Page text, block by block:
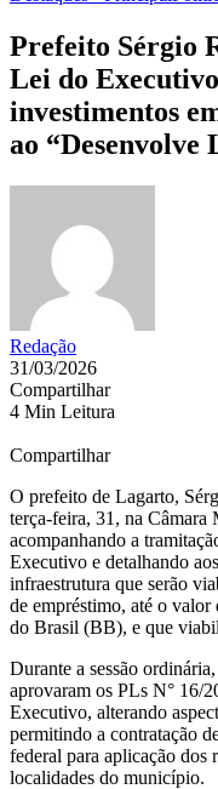
Prefeito Sérgio
Lei do
investimentos
ao “Desenvolve
Redação
31/03/2026
Compartilhar
4 Min Leitura
Compartilhar
O prefeito de Lagarto,
terça-feira, 31, na
acompanhando a
Executivo e detalhando
infraestrutura que serão
de empréstimo, até o
do Brasil (BB), e que
Durante a sessão
aprovaram os PLs N° 16/
Executivo, alterando
permitindo a contratação
federal para aplicação dos
localidades do município.